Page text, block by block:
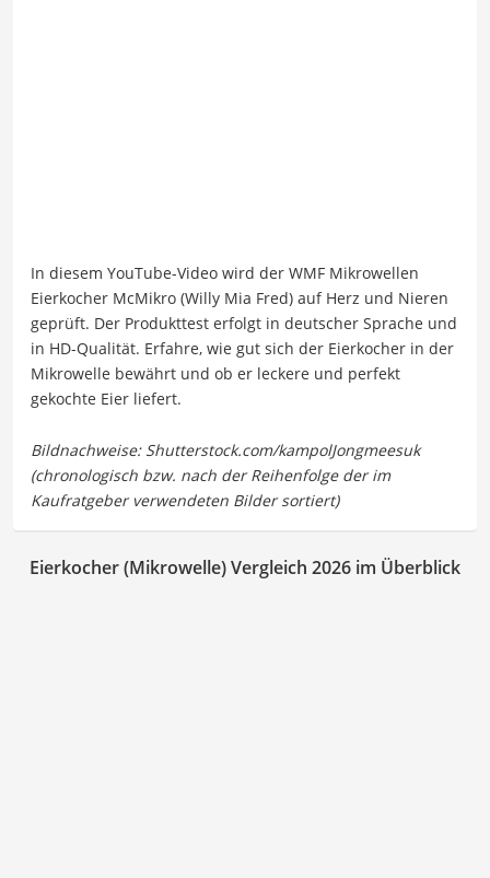
In diesem YouTube-Video wird der WMF Mikrowellen
Eierkocher McMikro (Willy Mia Fred) auf Herz und Nieren
geprüft. Der Produkttest erfolgt in deutscher Sprache und
in HD-Qualität. Erfahre, wie gut sich der Eierkocher in der
Mikrowelle bewährt und ob er leckere und perfekt
gekochte Eier liefert.
Eierkocher (Mikrowelle) Vergleich 2026 im Überblick